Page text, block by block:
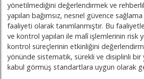
yönetilmediğini değerlendirmek ve
yapılan bağımsız, nesnel güvence sağlama
faaliyeti olarak tanımlanmıştır. Bu
ve kontrol yapıları ile malî işlemlerinin risk
kontrol süreçlerinin etkinliğini
yönünde sistematik, sürekli ve disiplinli bir
kabul görmüş standartlara uygun olarak